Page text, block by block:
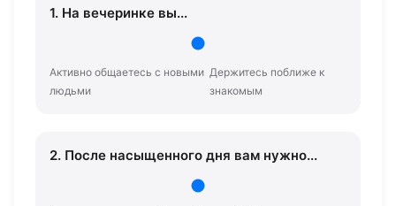
1. На вечеринке вы...
Активно общаетесь с новыми
людьми
Держитесь поближе к
знакомым
2. После насыщенного дня вам нужно...